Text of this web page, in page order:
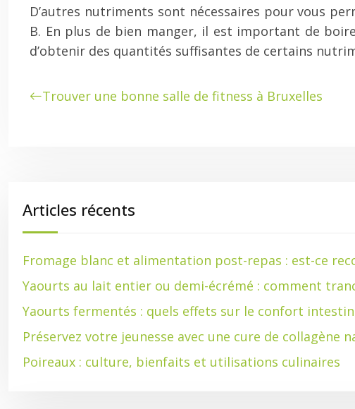
D’autres nutriments sont nécessaires pour vous
B. En plus de bien manger, il est important de
d’obtenir des quantités suffisantes de certains
Trouver une bonne salle de fitness à Bruxelles
Articles récents
Fromage blanc et alimentation post-repas : est-ce
Yaourts au lait entier ou demi-écrémé : comment
Yaourts fermentés : quels effets sur le confort
Préservez votre jeunesse avec une cure de collagène
Poireaux : culture, bienfaits et utilisations culinaires